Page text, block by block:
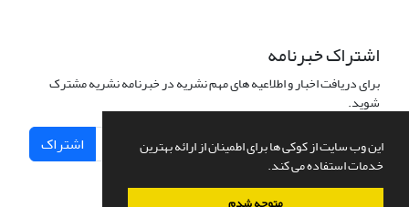
این وب سایت از کوکی ها برای اطمینان از ارائه بهترین
خدمات استفاده می کند.
اشتراک خبرنامه
برای دریافت اخبار و اطلاعیه های مهم نشریه در خبرنامه نشریه مشترک
شوید.
اشتراک